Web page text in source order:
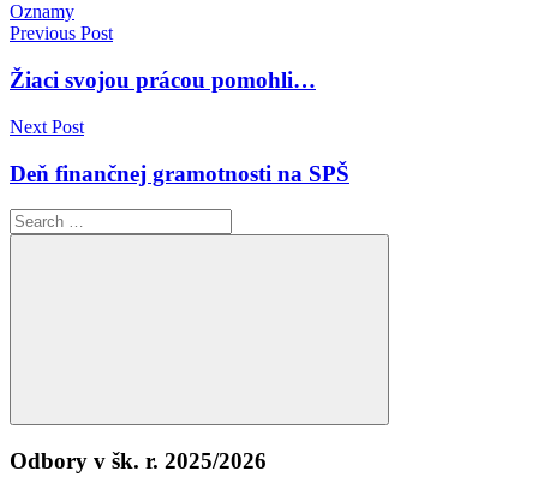
Oznamy
Navigácia
v
Previous Post
Žiaci svojou prácou pomohli…
Next Post
Deň finančnej gramotnosti na SPŠ
Search
for:
Search
Odbory v šk. r. 2025/2026